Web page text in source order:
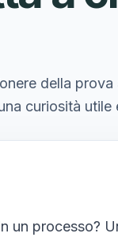
della
curiosità utile
un processo?